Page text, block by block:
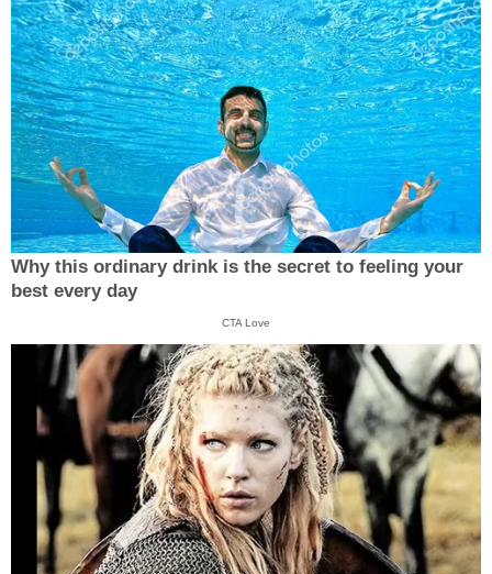
Why this ordinary drink is the secret to feeling your
best every day
CTA Love